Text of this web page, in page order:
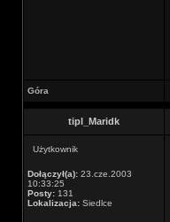
Góra
tipl_Maridk
Użytkownik
Dołączył(a): 23.cze.2003
10:33:25
Posty: 131
Lokalizacja: Siedlce